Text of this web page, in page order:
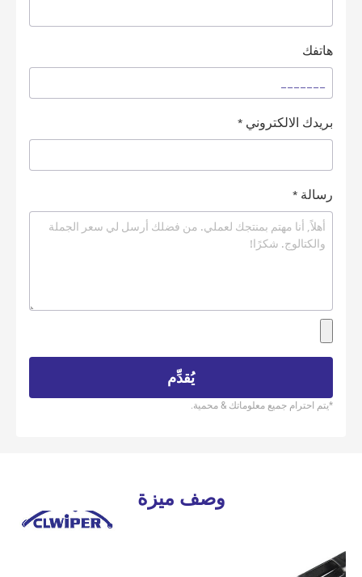
هاتفك
بريدك الالكتروني *
رسالة *
يُقدِّم
*يتم احترام جميع معلوماتك & محمية.
وصف ميزة